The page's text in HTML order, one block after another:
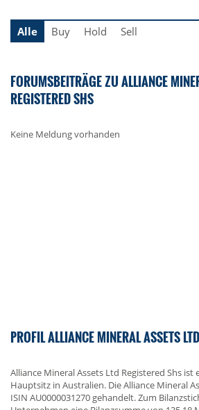
Alle
Buy Hold Sell
FORUMSBEITRÄGE ZU ALLIANCE
REGISTERED SHS
Keine Meldung vorhanden
PROFIL ALLIANCE MINERAL ASSETS
Alliance Mineral Assets Ltd Registered Shs
Hauptsitz in Australien. Die Alliance Mineral
ISIN AU0000031270 gehandelt. Zum